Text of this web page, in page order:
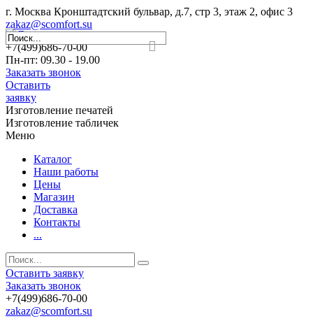
г. Москва Кронштадтский бульвар, д.7, стр 3, этаж 2, офис 3
zakaz@scomfort.su
+7(499)686-70-00
Пн-пт: 09.30 - 19.00
Заказать звонок
Оставить
заявку
Изготовление печатей
Изготовление табличек
Меню
Каталог
Наши работы
Цены
Магазин
Доставка
Контакты
...
Оставить заявку
Заказать звонок
+7(499)686-70-00
zakaz@scomfort.su